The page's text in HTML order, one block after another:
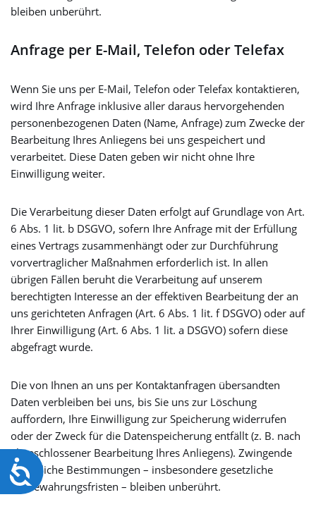
Barrierefreiheit
bleiben unberührt.
Anfrage per E-Mail, Telefon oder Telefax
Wenn Sie uns per E-Mail, Telefon oder Telefax kontaktieren,
wird Ihre Anfrage inklusive aller daraus hervorgehenden
personenbezogenen Daten (Name, Anfrage) zum Zwecke der
Bearbeitung Ihres Anliegens bei uns gespeichert und
verarbeitet. Diese Daten geben wir nicht ohne Ihre
Einwilligung weiter.
Die Verarbeitung dieser Daten erfolgt auf Grundlage von Art.
6 Abs. 1 lit. b DSGVO, sofern Ihre Anfrage mit der Erfüllung
eines Vertrags zusammenhängt oder zur Durchführung
vorvertraglicher Maßnahmen erforderlich ist. In allen
übrigen Fällen beruht die Verarbeitung auf unserem
berechtigten Interesse an der effektiven Bearbeitung der an
uns gerichteten Anfragen (Art. 6 Abs. 1 lit. f DSGVO) oder auf
Ihrer Einwilligung (Art. 6 Abs. 1 lit. a DSGVO) sofern diese
abgefragt wurde.
Die von Ihnen an uns per Kontaktanfragen übersandten
Daten verbleiben bei uns, bis Sie uns zur Löschung
auffordern, Ihre Einwilligung zur Speicherung widerrufen
oder der Zweck für die Datenspeicherung entfällt (z. B. nach
abgeschlossener Bearbeitung Ihres Anliegens). Zwingende
gesetzliche Bestimmungen – insbesondere gesetzliche
Aufbewahrungsfristen – bleiben unberührt.